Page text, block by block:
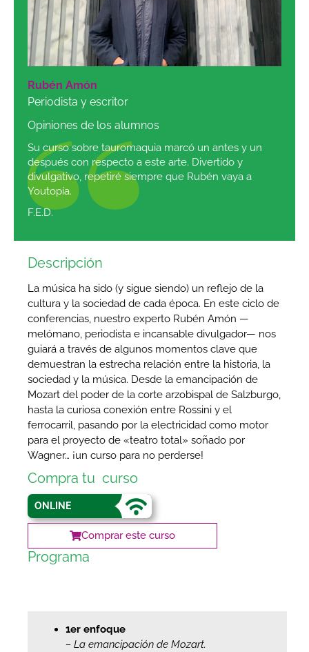
Rubén Amón
Periodista y escritor
Opiniones de los alumnos
Su curso sobre tauromaquia marcó un antes y un
después con respecto a este arte. Divertido y
divulgativo, repetiré siempre que Rubén vaya a
Youtopía.
F.E.D.
Descripción
La música ha sido (y sigue siendo) un reflejo de la
cultura y la sociedad de cada época. En este ciclo de
conferencias, nuestro experto Rubén Amón —
melómano, periodista e incansable divulgador— nos
guiará a través de algunos momentos clave que
demuestran la estrecha relación entre la historia, la
sociedad y la música. Desde la emancipación de
Mozart del poder de la corte arzobispal de Salzburgo,
hasta la curiosa conexión entre Rossini y el
ferrocarril, pasando por la electricidad como motor
para el proyecto de «teatro total» soñado por
Wagner… ¡un curso para no perderse!
Compra tu curso
ONLINE
Comprar este curso
Programa
1er enfoque
– La emancipación de Mozart.